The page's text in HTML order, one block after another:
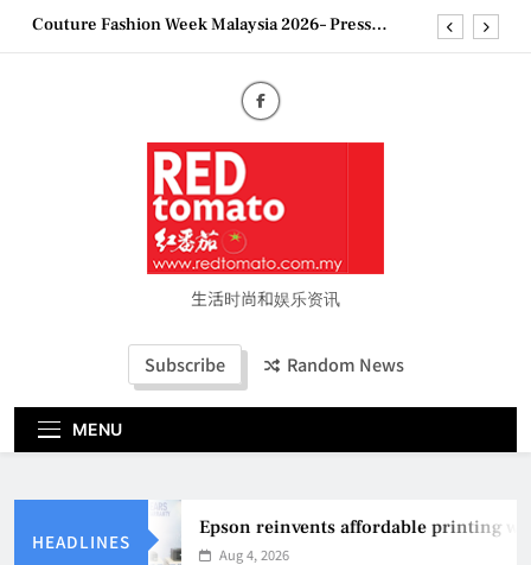
SkipCouture Fashion Week Malaysia 2026– Press
妈妈提供分享剖腹产复原历程的空间
2026 全国房地产大奖创历史纪录 见证马来西亚房
地产经纪行业蓬勃发展
Epson reinvents affordable printing with next-
generation EcoTank Series
Couture Fashion Week Malaysia 2026– Press
“See Her Heal – 1,000 Untold Stories” 为马来西亚
妈妈提供分享剖腹产复原历程的空间
地产经纪行业蓬勃发展
生活时尚和娱乐资讯
Subscribe Random News
MENU
HEADLINES
Epson reinvents affordable printing
Aug 4, 2026